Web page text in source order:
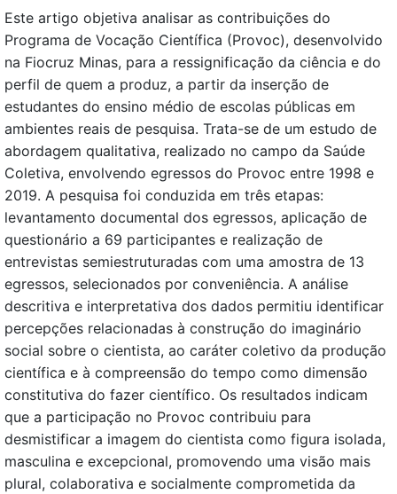
Este artigo objetiva analisar as contribuições do
Programa de Vocação Científica (Provoc), desenvolvido
na Fiocruz Minas, para a ressignificação da ciência e do
perfil de quem a produz, a partir da inserção de
estudantes do ensino médio de escolas públicas em
ambientes reais de pesquisa. Trata-se de um estudo de
abordagem qualitativa, realizado no campo da Saúde
Coletiva, envolvendo egressos do Provoc entre 1998 e
2019. A pesquisa foi conduzida em três etapas:
levantamento documental dos egressos, aplicação de
questionário a 69 participantes e realização de
entrevistas semiestruturadas com uma amostra de 13
egressos, selecionados por conveniência. A análise
descritiva e interpretativa dos dados permitiu identificar
percepções relacionadas à construção do imaginário
social sobre o cientista, ao caráter coletivo da produção
científica e à compreensão do tempo como dimensão
constitutiva do fazer científico. Os resultados indicam
que a participação no Provoc contribuiu para
desmistificar a imagem do cientista como figura isolada,
masculina e excepcional, promovendo uma visão mais
plural, colaborativa e socialmente comprometida da